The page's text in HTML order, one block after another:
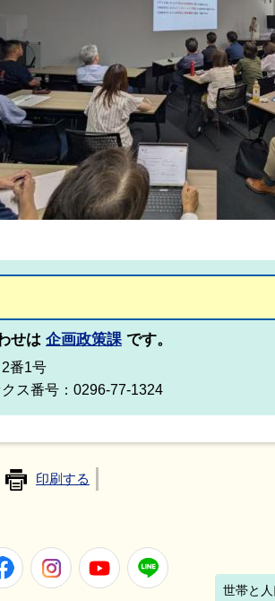
せは 企画政策課 です。
番1号
ス番号：0296-77-1324
印刷する
FacebookInstagramYoutube